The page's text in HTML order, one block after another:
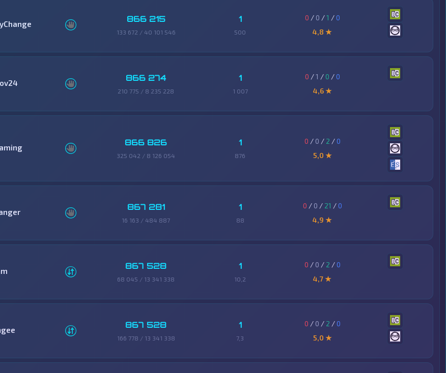
866 215
133 672 / 40 101 546
1
500
0 / 0 /1 /0
4,8 ★
866 274
210 775 / 8 235 228
1
1 007
0 /1 / 0 /0
4,6 ★
866 826
325 042 / 8 126 054
1
876
0 / 0 / 2 /0
5,0 ★
867 281
16 163 / 484 887
1
88
0 / 0 / 21 /0
4,9 ★
867 528
68 045 / 13 341 338
1
10,2
0 / 0 / 2 /0
4,7 ★
867 528
166 778 / 13 341 338
1
7,3
0 / 0 / 2 /0
5,0 ★